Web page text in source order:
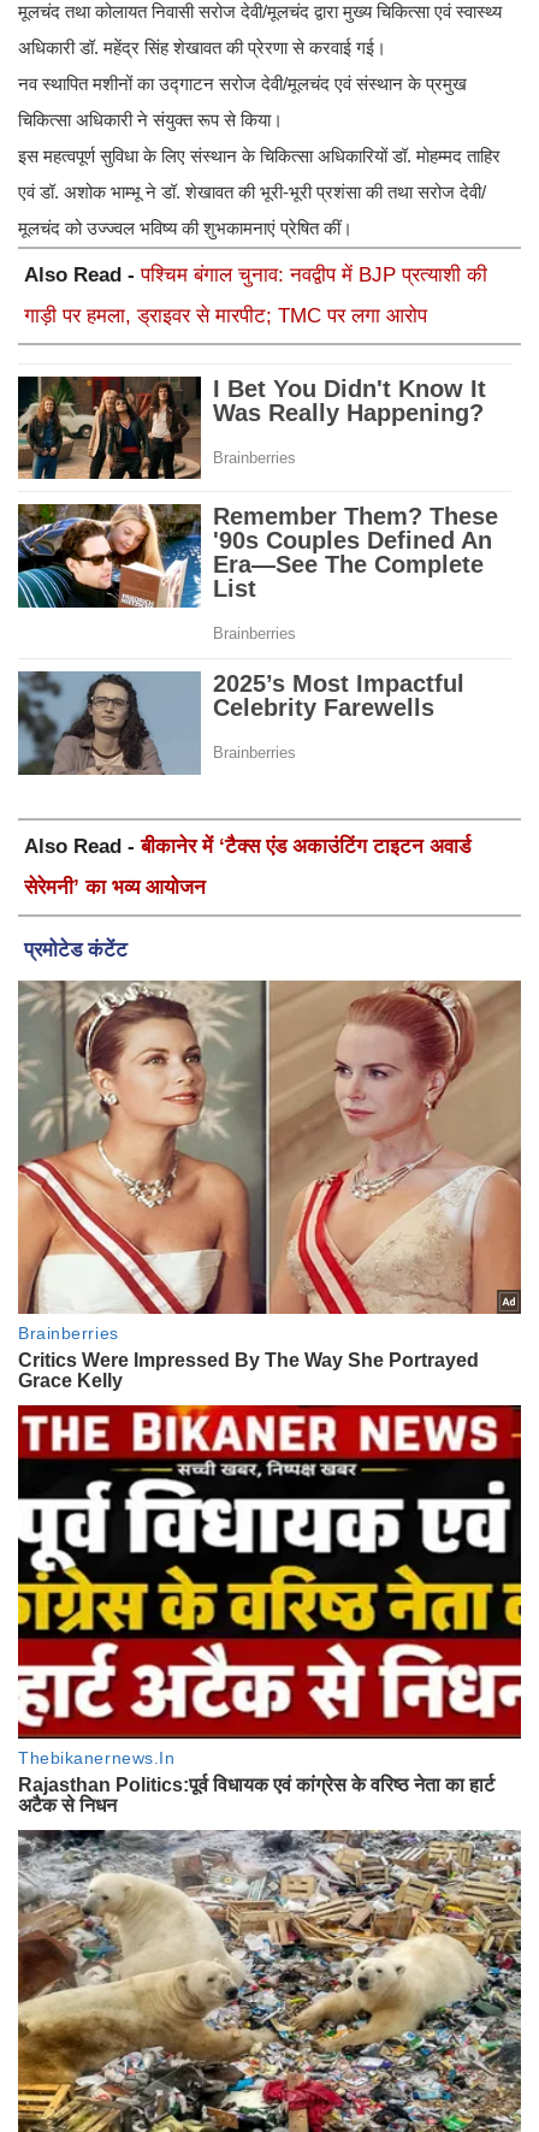
मूलचंद तथा कोलायत निवासी सरोज देवी/मूलचंद द्वारा मुख्य चिकित्सा एवं स्वास्थ्य
अधिकारी डॉ. महेंद्र सिंह शेखावत की प्रेरणा से करवाई गई।
नव स्थापित मशीनों का उद्गाटन सरोज देवी/मूलचंद एवं संस्थान के प्रमुख
चिकित्सा अधिकारी ने संयुक्त रूप से किया।
इस महत्वपूर्ण सुविधा के लिए संस्थान के चिकित्सा अधिकारियों डॉ. मोहम्मद ताहिर
एवं डॉ. अशोक भाम्भू ने डॉ. शेखावत की भूरी-भूरी प्रशंसा की तथा सरोज देवी/
मूलचंद को उज्ज्वल भविष्य की शुभकामनाएं प्रेषित कीं।
Also Read -पश्चिम बंगाल चुनाव: नवद्वीप में BJP प्रत्याशी की
गाड़ी पर हमला, ड्राइवर से मारपीट; TMC पर लगा आरोप
Also Read -बीकानेर में ‘टैक्स एंड अकाउंटिंग टाइटन अवार्ड
सेरेमनी’ का भव्य आयोजन